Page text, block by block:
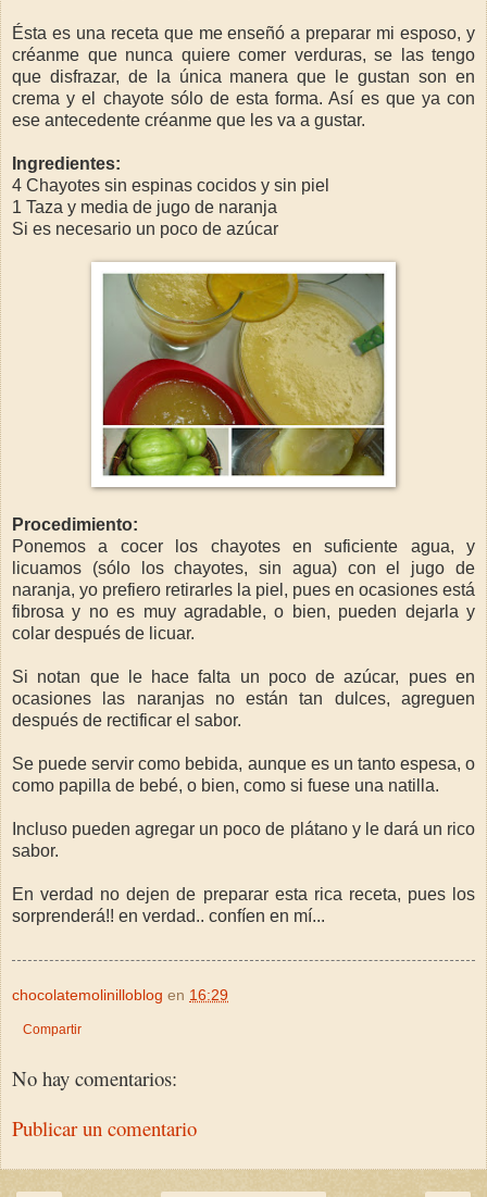
Ésta es una receta que me enseñó a preparar mi esposo, y
créanme que nunca quiere comer verduras, se las tengo
que disfrazar, de la única manera que le gustan son en
crema y el chayote sólo de esta forma. Así es que ya con
ese antecedente créanme que les va a gustar.
Ingredientes:
4 Chayotes sin espinas cocidos y sin piel
1 Taza y media de jugo de naranja
Si es necesario un poco de azúcar
Procedimiento:
Ponemos a cocer los chayotes en suficiente agua, y
licuamos (sólo los chayotes, sin agua) con el jugo de
naranja, yo prefiero retirarles la piel, pues en ocasiones está
fibrosa y no es muy agradable, o bien, pueden dejarla y
colar después de licuar.
Si notan que le hace falta un poco de azúcar, pues en
ocasiones las naranjas no están tan dulces, agreguen
después de rectificar el sabor.
Se puede servir como bebida, aunque es un tanto espesa, o
como papilla de bebé, o bien, como si fuese una natilla.
Incluso pueden agregar un poco de plátano y le dará un rico
sabor.
En verdad no dejen de preparar esta rica receta, pues los
sorprenderá!! en verdad.. confíen en mí...
chocolatemolinilloblog en 16:29
Compartir
No hay comentarios:
Publicar un comentario